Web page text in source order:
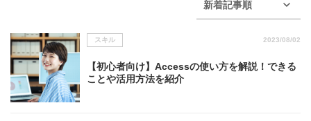
新着記事順
スキル 2023/08/02
【初心者向け】Accessの使い方を解説！できる
ことや活用方法を紹介